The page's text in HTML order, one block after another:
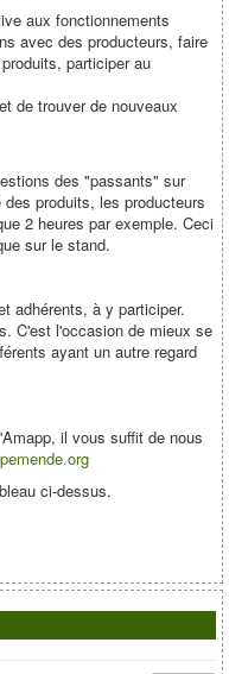
aux fonctionnements
avec des producteurs, faire
participer au
de trouver de nouveaux
des "passants" sur
produits, les producteurs
2 heures par exemple. Ceci
sur le stand.
adhérents, à y participer.
C'est l'occasion de mieux se
ayant un autre regard
il vous suffit de nous
ci-dessus.